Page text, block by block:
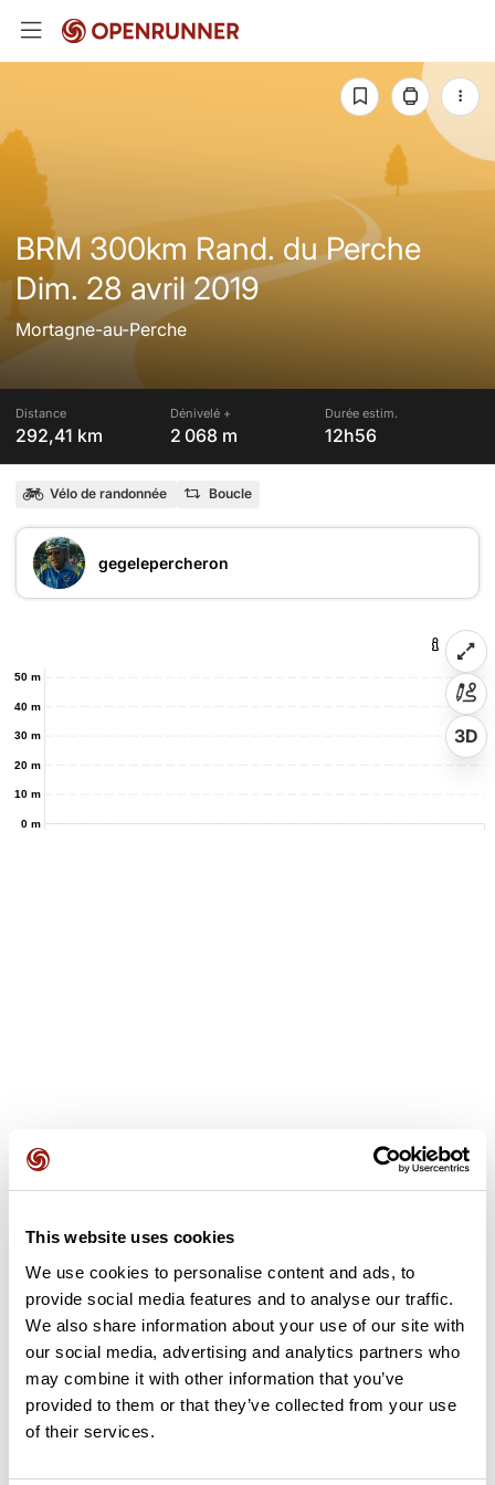
This website uses cookies
We use cookies to personalise content and ads, to
provide social media features and to analyse our traffic.
We also share information about your use of our site with
our social media, advertising and analytics partners who
may combine it with other information that you’ve
provided to them or that they’ve collected from your use
of their services.
BRM 300km Rand. du Perche
Dim. 28 avril 2019
Mortagne-au-Perche
Distance
292,41 km
Dénivelé +
2 068 m
Durée estim.
12h56
Vélo de randonnée Boucle
gegelepercheron
0 m
10 m
20 m
30 m
40 m
50 m
3D
Ajouter un avis
Découvrez ce parcours de vélo de 292,4 km à proximité de